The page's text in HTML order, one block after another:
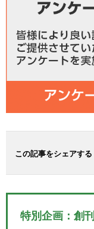
この記事をシェアする
特別企画：創